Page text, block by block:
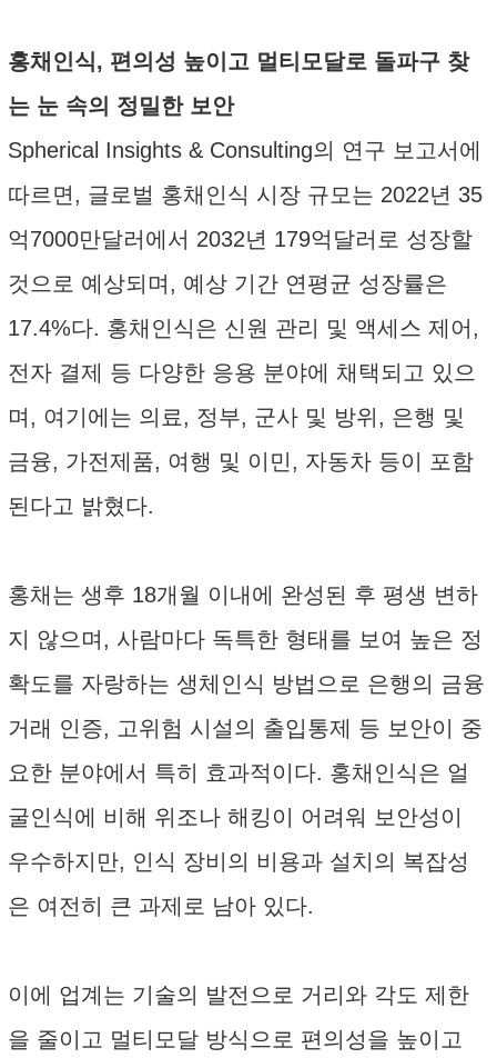
홍채인식, 편의성 높이고 멀티모달로 돌파구 찾
는 눈 속의 정밀한 보안
Spherical Insights & Consulting의 연구 보고서에
따르면, 글로벌 홍채인식 시장 규모는 2022년 35
억7000만달러에서 2032년 179억달러로 성장할
것으로 예상되며, 예상 기간 연평균 성장률은
17.4%다. 홍채인식은 신원 관리 및 액세스 제어,
전자 결제 등 다양한 응용 분야에 채택되고 있으
며, 여기에는 의료, 정부, 군사 및 방위, 은행 및
금융, 가전제품, 여행 및 이민, 자동차 등이 포함
된다고 밝혔다.
홍채는 생후 18개월 이내에 완성된 후 평생 변하
지 않으며, 사람마다 독특한 형태를 보여 높은 정
확도를 자랑하는 생체인식 방법으로 은행의 금융
거래 인증, 고위험 시설의 출입통제 등 보안이 중
요한 분야에서 특히 효과적이다. 홍채인식은 얼
굴인식에 비해 위조나 해킹이 어려워 보안성이
우수하지만, 인식 장비의 비용과 설치의 복잡성
은 여전히 큰 과제로 남아 있다.
이에 업계는 기술의 발전으로 거리와 각도 제한
을 줄이고 멀티모달 방식으로 편의성을 높이고